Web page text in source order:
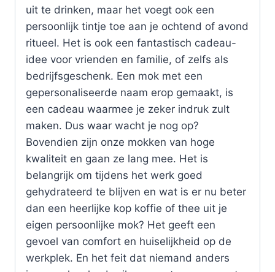
uit te drinken, maar het voegt ook een
persoonlijk tintje toe aan je ochtend of avond
ritueel. Het is ook een fantastisch cadeau-
idee voor vrienden en familie, of zelfs als
bedrijfsgeschenk. Een mok met een
gepersonaliseerde naam erop gemaakt, is
een cadeau waarmee je zeker indruk zult
maken. Dus waar wacht je nog op?
Bovendien zijn onze mokken van hoge
kwaliteit en gaan ze lang mee. Het is
belangrijk om tijdens het werk goed
gehydrateerd te blijven en wat is er nu beter
dan een heerlijke kop koffie of thee uit je
eigen persoonlijke mok? Het geeft een
gevoel van comfort en huiselijkheid op de
werkplek. En het feit dat niemand anders